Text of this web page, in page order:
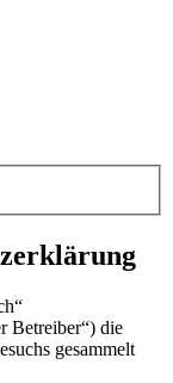
Betreiber“) die
gesammelt